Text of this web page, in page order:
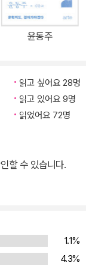
앙 등 동양 사상이
사와 그 소설적 장
지닌 묘한 매력을 읽
극한의 허무』의 저
는 『설국』에 깊이
거대한 문 앞에 선
가 『설국』을 구상
지였다. 또한 가와
를 보낸 도쿄를 거
나 역에 도착하면 도
윤동주
읽고 싶어요 28명
읽고 있어요 9명
읽었어요 72명
할 수 있습니다.
1.1%
4.3%